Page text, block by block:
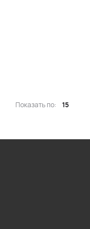
Показать по: 15